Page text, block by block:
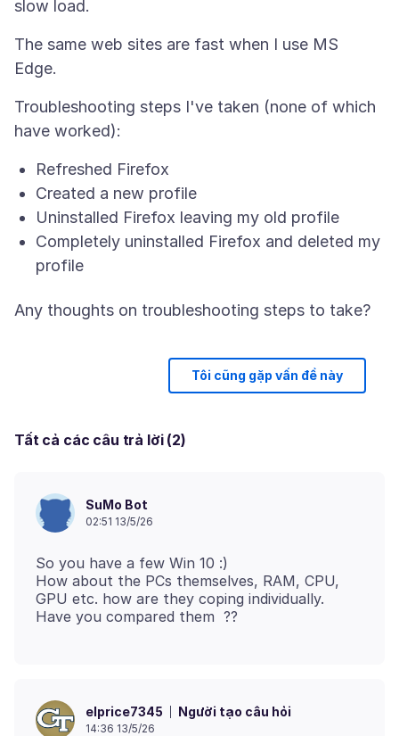
The same web sites are fast when I use MS
Troubleshooting steps I've taken (none of which
Refreshed Firefox
Created a new profile
Uninstalled Firefox leaving my old profile
Completely uninstalled Firefox and deleted my
profile
Tôi cũng gặp vấn đề này
Tất cả các câu trả lời (2)
SuMo Bot
02:51 13/5/26
So you have a few Win 10 :)
How about the PCs themselves, RAM, CPU,
GPU etc. how are they coping individually.
elprice7345 Người tạo câu hỏi
14:36 13/5/26